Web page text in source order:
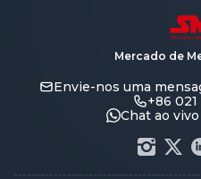
Mercado de
Envie-nos uma
+86
Chat ao